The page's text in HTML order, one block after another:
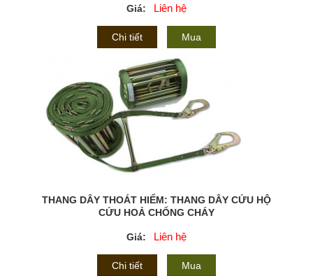
Giá: Liên hệ
Chi tiết Mua
THANG DÂY THOÁT HIỂM: THANG DÂY CỨU HỘ
CỨU HOẢ CHỐNG CHÁY
Giá: Liên hệ
Chi tiết Mua